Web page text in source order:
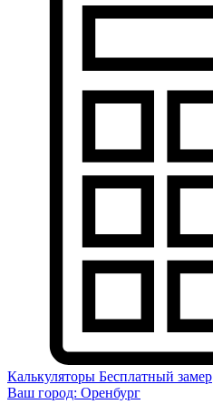
Калькуляторы Бесплатный замер
Ваш город: Оренбург